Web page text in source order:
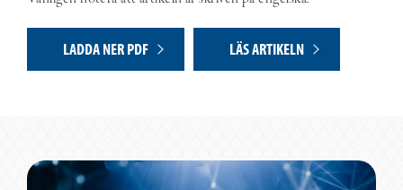
LADDA NER PDF LÄS ARTIKELN